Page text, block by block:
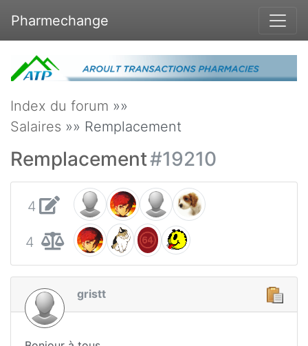
Pharmechange
Index du forum »»
Salaires »» Remplacement
Remplacement#19210
4
4
gristt